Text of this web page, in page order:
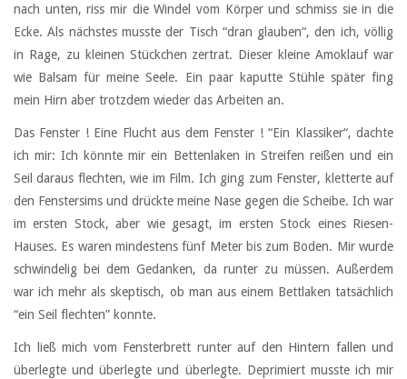
nach unten, riss mir die Windel vom Körper und schmiss sie in die
Ecke. Als nächstes musste der Tisch “dran glauben“, den ich, völlig
in Rage, zu kleinen Stückchen zertrat. Dieser kleine Amoklauf war
wie Balsam für meine Seele. Ein paar kaputte Stühle später fing
mein Hirn aber trotzdem wieder das Arbeiten an.
Das Fenster ! Eine Flucht aus dem Fenster ! “Ein Klassiker“, dachte
ich mir: Ich könnte mir ein Bettenlaken in Streifen reißen und ein
Seil daraus flechten, wie im Film. Ich ging zum Fenster, kletterte auf
den Fenstersims und drückte meine Nase gegen die Scheibe. Ich war
im ersten Stock, aber wie gesagt, im ersten Stock eines Riesen-
Hauses. Es waren mindestens fünf Meter bis zum Boden. Mir wurde
schwindelig bei dem Gedanken, da runter zu müssen. Außerdem
war ich mehr als skeptisch, ob man aus einem Bettlaken tatsächlich
“ein Seil flechten” konnte.
Ich ließ mich vom Fensterbrett runter auf den Hintern fallen und
überlegte und überlegte und überlegte. Deprimiert musste ich mir